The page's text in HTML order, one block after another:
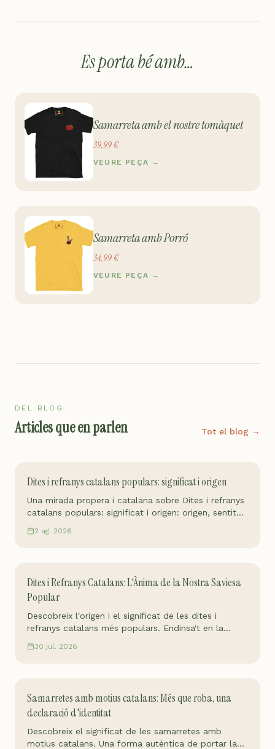
Es porta bé amb…
Samarreta amb el nostre tomàquet
39,99 €
VEURE PEÇA →
Samarreta amb Porró
34,99 €
VEURE PEÇA →
DEL BLOG
Articles que en parlen Tot el blog →
Dites i refranys catalans populars: significat i origen
Una mirada propera i catalana sobre Dites i refranys
catalans populars: significat i origen: origen, sentit
2 ag. 2026
Dites i Refranys Catalans: L'Ànima de la Nostra Saviesa
Popular
Descobreix l'origen i el significat de les dites i
refranys catalans més populars. Endinsa't en la
30 jul. 2026
Samarretes amb motius catalans: Més que roba, una
declaració d'identitat
Descobreix el significat de les samarretes amb
motius catalans. Una forma autèntica de portar la